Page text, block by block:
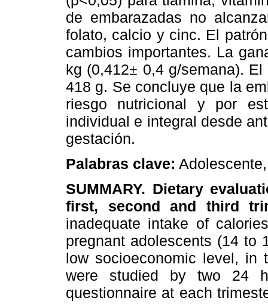
de embarazadas no
folato, calcio y cinc. El
cambios importantes. La
kg (0,412± 0,4 g/semana).
418 g. Se concluye que la
riesgo nutricional y por
individual e integral desde
gestación.
Palabras clave:
SUMMARY. Dietary
first, second and third
inadequate intake of
pregnant adolescents (14 to
low socioeconomic level, in
were studied by two 24
questionnaire at each